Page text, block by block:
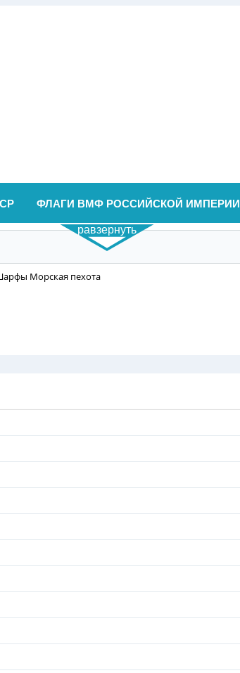
ФЛАГИ ВМФ РОССИЙСКОЙ ИМПЕРИИ
равзернуть
Морская пехота